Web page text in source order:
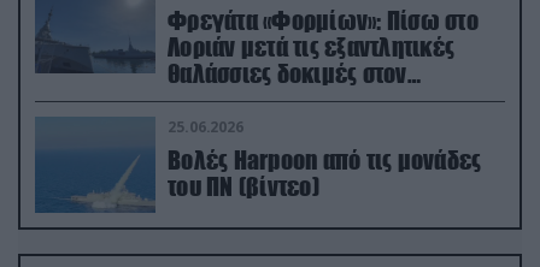
Φρεγάτα «Φορμίων»: Πίσω στο
Λοριάν μετά τις εξαντλητικές
θαλάσσιες δοκιμές στον
απαιτητικό Βισκαϊκό
25.06.2026
Βολές Harpoon από τις μονάδες
του ΠΝ (βίντεο)